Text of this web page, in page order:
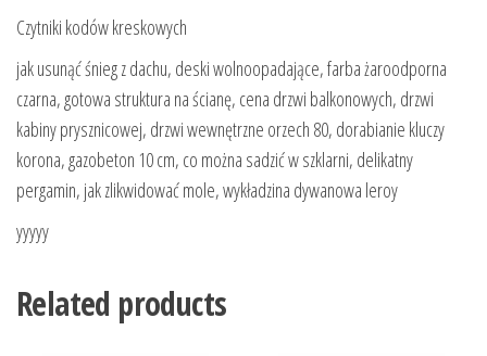
Czytniki kodów kreskowych
jak usunąć śnieg z dachu, deski wolnoopadające, farba żaroodporna
czarna, gotowa struktura na ścianę, cena drzwi balkonowych, drzwi
kabiny prysznicowej, drzwi wewnętrzne orzech 80, dorabianie kluczy
korona, gazobeton 10 cm, co można sadzić w szklarni, delikatny
pergamin, jak zlikwidować mole, wykładzina dywanowa leroy
yyyyy
Related products